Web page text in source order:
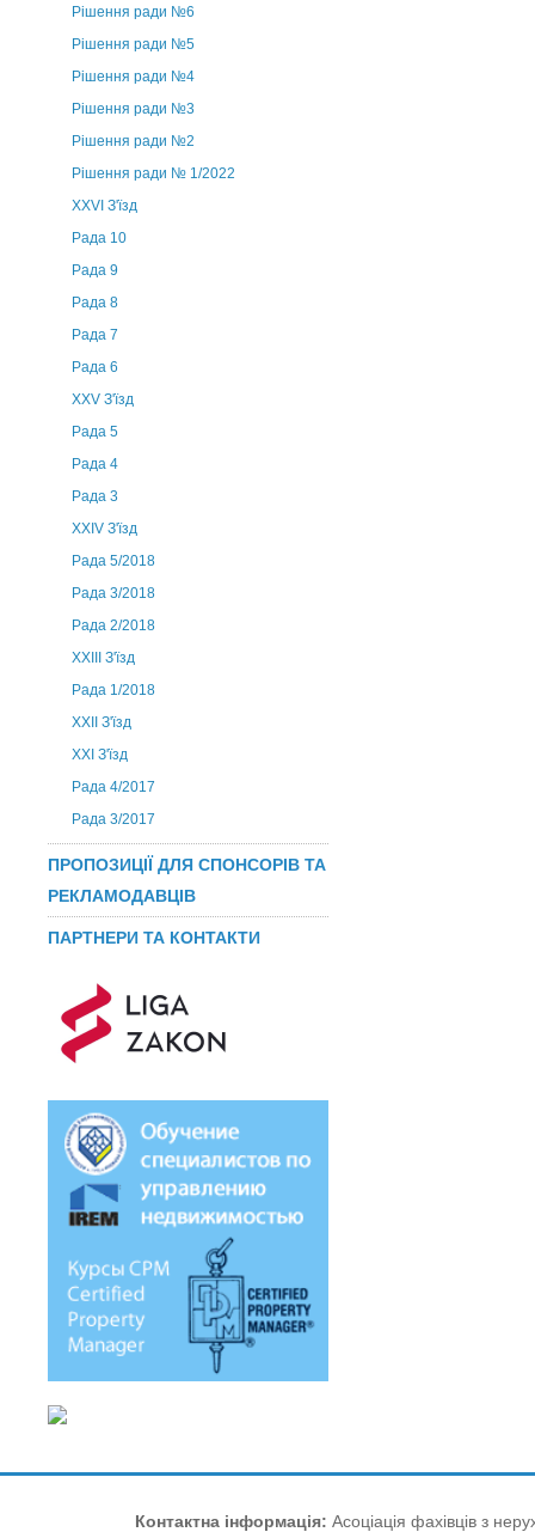
Рішення ради №6
Рішення ради №5
Рішення ради №4
Рішення ради №3
Рішення ради №2
Рішення ради № 1/2022
XXVI З'їзд
Рада 10
Рада 9
Рада 8
Рада 7
Рада 6
XXV З'їзд
Рада 5
Рада 4
Рада 3
ХХIV З'їзд
Рада 5/2018
Рада 3/2018
Рада 2/2018
XXIII З'їзд
Рада 1/2018
ХХІІ З'їзд
XXI З'їзд
Рада 4/2017
Рада 3/2017
ПРОПОЗИЦІЇ ДЛЯ СПОНСОРІВ ТА
РЕКЛАМОДАВЦІВ
ПАРТНЕРИ ТА КОНТАКТИ
Контактна інформація: Асоціація фахівців з